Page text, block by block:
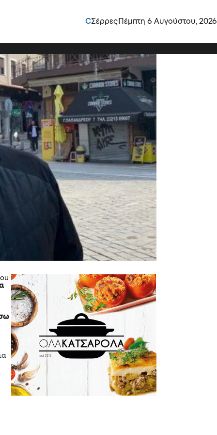
CΣέρρες Πέμπτη 6 Αυγούστου, 2026
Δήμο Σερρών!